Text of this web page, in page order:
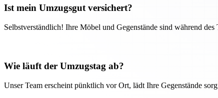
Ist mein Umzugsgut versichert?
Selbstverständlich! Ihre Möbel und Gegenstände sind während des
Wie läuft der Umzugstag ab?
Unser Team erscheint pünktlich vor Ort, lädt Ihre Gegenstände